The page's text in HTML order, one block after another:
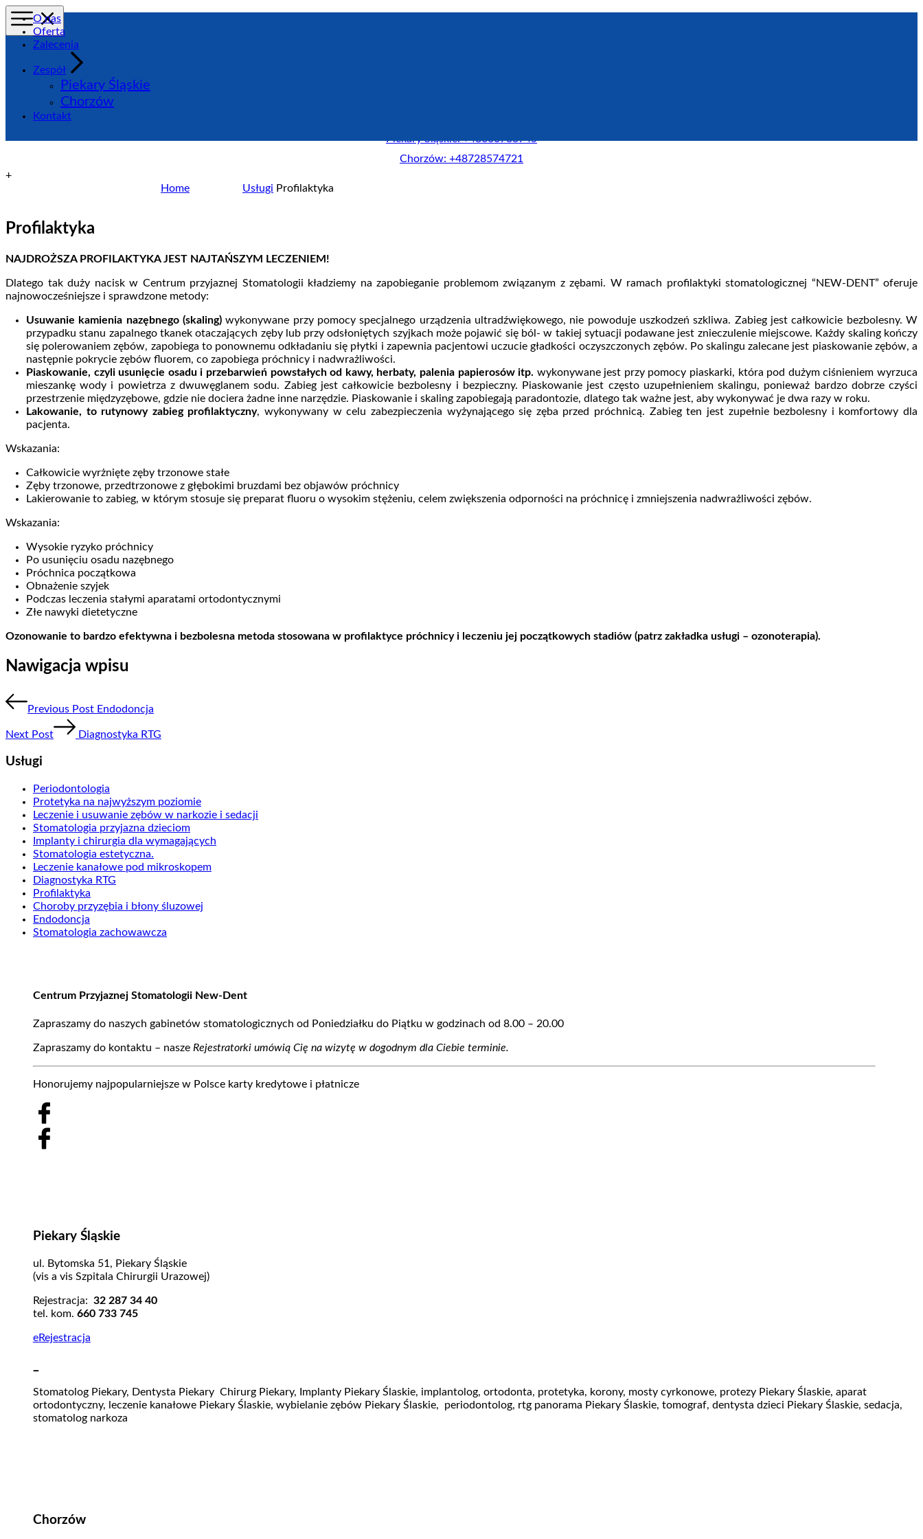
O nas
Oferta
Zalecenia
Zespół
Piekary Śląskie
Chorzów
Kontakt
Piekary Śląskie: +48660733745
Chorzów: +48728574721
+
Home
Usługi Profilaktyka
Profilaktyka
NAJDROŻSZA PROFILAKTYKA JEST NAJTAŃSZYM LECZENIEM!
Dlatego tak duży nacisk w Centrum przyjaznej Stomatologii kładziemy na zapobieganie problemom związanym z zębami. W ramach profilaktyki stomatologicznej “NEW-DENT” oferuje
najnowocześniejsze i sprawdzone metody:
Usuwanie kamienia nazębnego (skaling) wykonywane przy pomocy specjalnego urządzenia ultradźwiękowego, nie powoduje uszkodzeń szkliwa. Zabieg jest całkowicie bezbolesny. W
przypadku stanu zapalnego tkanek otaczających zęby lub przy odsłoniętych szyjkach może pojawić się ból- w takiej sytuacji podawane jest znieczulenie miejscowe. Każdy skaling kończy
się polerowaniem zębów, zapobiega to ponownemu odkładaniu się płytki i zapewnia pacjentowi uczucie gładkości oczyszczonych zębów. Po skalingu zalecane jest piaskowanie zębów, a
następnie pokrycie zębów fluorem, co zapobiega próchnicy i nadwrażliwości.
Piaskowanie, czyli usunięcie osadu i przebarwień powstałych od kawy, herbaty, palenia papierosów itp. wykonywane jest przy pomocy piaskarki, która pod dużym ciśnieniem wyrzuca
mieszankę wody i powietrza z dwuwęglanem sodu. Zabieg jest całkowicie bezbolesny i bezpieczny. Piaskowanie jest często uzupełnieniem skalingu, ponieważ bardzo dobrze czyści
przestrzenie międzyzębowe, gdzie nie dociera żadne inne narzędzie. Piaskowanie i skaling zapobiegają paradontozie, dlatego tak ważne jest, aby wykonywać je dwa razy w roku.
Lakowanie, to rutynowy zabieg profilaktyczny, wykonywany w celu zabezpieczenia wyżynającego się zęba przed próchnicą. Zabieg ten jest zupełnie bezbolesny i komfortowy dla
pacjenta.
Wskazania:
Całkowicie wyrżnięte zęby trzonowe stałe
Zęby trzonowe, przedtrzonowe z głębokimi bruzdami bez objawów próchnicy
Lakierowanie to zabieg, w którym stosuje się preparat fluoru o wysokim stężeniu, celem zwiększenia odporności na próchnicę i zmniejszenia nadwrażliwości zębów.
Wskazania:
Wysokie ryzyko próchnicy
Po usunięciu osadu nazębnego
Próchnica początkowa
Obnażenie szyjek
Podczas leczenia stałymi aparatami ortodontycznymi
Złe nawyki dietetyczne
Ozonowanie to bardzo efektywna i bezbolesna metoda stosowana w profilaktyce próchnicy i leczeniu jej początkowych stadiów (patrz zakładka usługi – ozonoterapia).
Nawigacja wpisu
Previous Post Endodoncja
Next Post Diagnostyka RTG
Usługi
Periodontologia
Protetyka na najwyższym poziomie
Leczenie i usuwanie zębów w narkozie i sedacji
Stomatologia przyjazna dzieciom
Implanty i chirurgia dla wymagających
Stomatologia estetyczna.
Leczenie kanałowe pod mikroskopem
Diagnostyka RTG
Profilaktyka
Choroby przyzębia i błony śluzowej
Endodoncja
Stomatologia zachowawcza
Centrum Przyjaznej Stomatologii New-Dent
Zapraszamy do naszych gabinetów stomatologicznych od Poniedziałku do Piątku w godzinach od 8.00 – 20.00
Zapraszamy do kontaktu – nasze Rejestratorki umówią Cię na wizytę w dogodnym dla Ciebie terminie.
Honorujemy najpopularniejsze w Polsce karty kredytowe i płatnicze
Piekary Śląskie
ul. Bytomska 51, Piekary Śląskie
(vis a vis Szpitala Chirurgii Urazowej)
Rejestracja: 32 287 34 40
tel. kom. 660 733 745
eRejestracja
Stomatolog Piekary, Dentysta Piekary Chirurg Piekary, Implanty Piekary Ślaskie, implantolog, ortodonta, protetyka, korony, mosty cyrkonowe, protezy Piekary Ślaskie, aparat
ortodontyczny, leczenie kanałowe Piekary Ślaskie, wybielanie zębów Piekary Ślaskie, periodontolog, rtg panorama Piekary Ślaskie, tomograf, dentysta dzieci Piekary Ślaskie, sedacja,
stomatolog narkoza
Chorzów